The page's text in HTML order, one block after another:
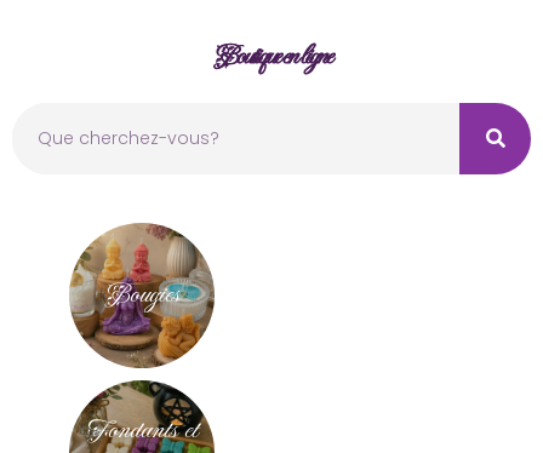
Boutique en ligne
Bougies
Fondants et